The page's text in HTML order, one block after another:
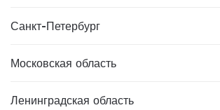
Санкт-Петербург
Московская область
Ленинградская область